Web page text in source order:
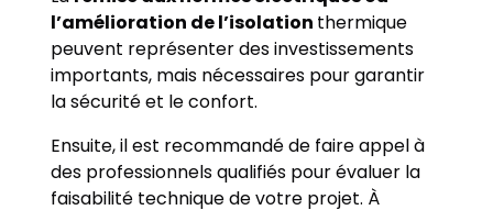
l’amélioration de l’isolation thermique
peuvent représenter des investissements
importants, mais nécessaires pour garantir
la sécurité et le confort.
Ensuite, il est recommandé de faire appel à
des professionnels qualifiés pour évaluer la
faisabilité technique de votre projet. À